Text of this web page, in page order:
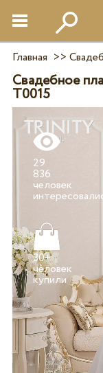
Главная >>
Свадебное
T0015
29
836
человек
30+
человек
купили